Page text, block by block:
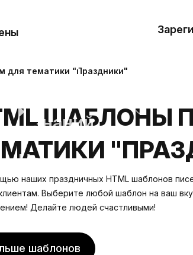
Шаблоны
знаний
Цены
для тематики "Праздники"
ШАБЛОНЫ
наших праздничных HTML шаблонов
Выберите любой шаблон на ваш
Делайте людей счастливыми!
шаблонов